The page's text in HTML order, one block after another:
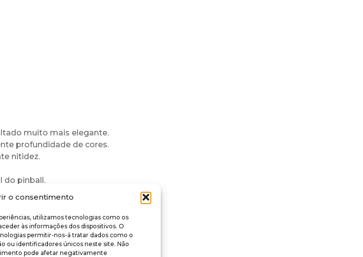
o consentimento
utilizamos tecnologias como os
às informações dos dispositivos. O
permitir-nos-á tratar dados como o
ou identificadores únicos neste site. Não
pode afetar negativamente
muito mais elegante.
profundidade de cores.
nitidez.
do pinball.